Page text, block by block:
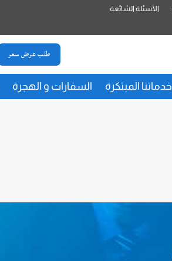
الأسئلة الشائعة
طلب عرض سعر
خدماتنا المبتكرة السفارات و الهجرة